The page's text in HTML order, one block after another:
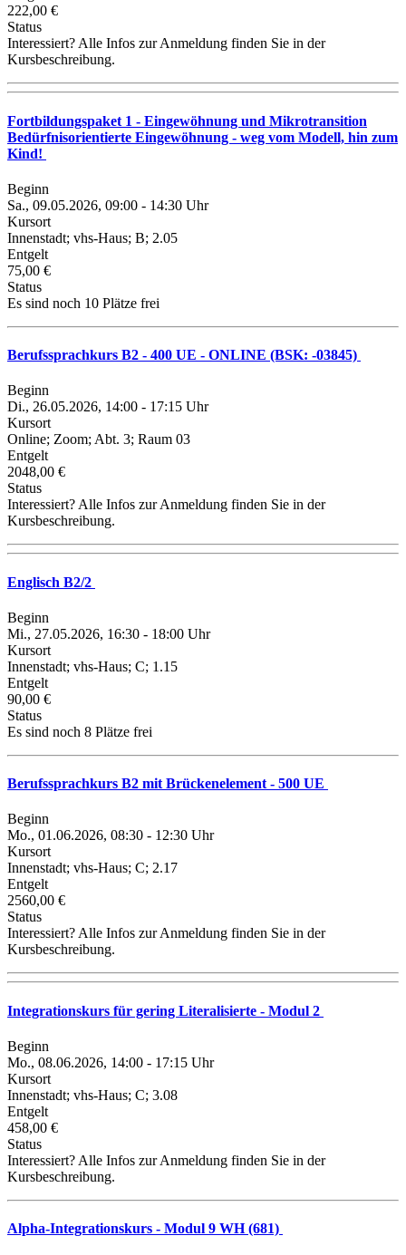
222,00 €
Status
Interessiert? Alle Infos zur Anmeldung finden Sie in der
Kursbeschreibung.
Fortbildungspaket 1 - Eingewöhnung und Mikrotransition
Bedürfnisorientierte Eingewöhnung - weg vom Modell, hin zum
Kind!
Beginn
Sa., 09.05.2026, 09:00 - 14:30 Uhr
Kursort
Innenstadt; vhs-Haus; B; 2.05
Entgelt
75,00 €
Status
Es sind noch 10 Plätze frei
Berufssprachkurs B2 - 400 UE - ONLINE (BSK: -03845)
Beginn
Di., 26.05.2026, 14:00 - 17:15 Uhr
Kursort
Online; Zoom; Abt. 3; Raum 03
Entgelt
2048,00 €
Status
Interessiert? Alle Infos zur Anmeldung finden Sie in der
Kursbeschreibung.
Englisch B2/2
Beginn
Mi., 27.05.2026, 16:30 - 18:00 Uhr
Kursort
Innenstadt; vhs-Haus; C; 1.15
Entgelt
90,00 €
Status
Es sind noch 8 Plätze frei
Berufssprachkurs B2 mit Brückenelement - 500 UE
Beginn
Mo., 01.06.2026, 08:30 - 12:30 Uhr
Kursort
Innenstadt; vhs-Haus; C; 2.17
Entgelt
2560,00 €
Status
Interessiert? Alle Infos zur Anmeldung finden Sie in der
Kursbeschreibung.
Integrationskurs für gering Literalisierte - Modul 2
Beginn
Mo., 08.06.2026, 14:00 - 17:15 Uhr
Kursort
Innenstadt; vhs-Haus; C; 3.08
Entgelt
458,00 €
Status
Interessiert? Alle Infos zur Anmeldung finden Sie in der
Kursbeschreibung.
Alpha-Integrationskurs - Modul 9 WH (681)